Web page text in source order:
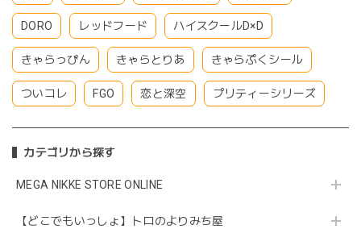
DORO レッドフード ハイスクールD×D
きゃらっぴん きゃらとりあ きゃらぷくシール
ついコレ FGO 恋と深空 プリティーシリーズ
カテゴリから探す
MEGA NIKKE STORE ONLINE
【どこでもいっしょ】トロのよりみち屋